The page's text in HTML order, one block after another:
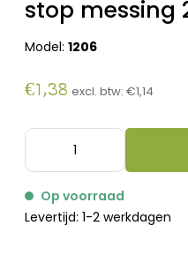
stop messing
Model:1206
€1,38 excl. btw:€1,14
Op voorraad
Levertijd: 1-2 werkdagen